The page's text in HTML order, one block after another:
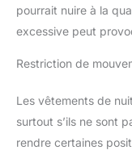
pourrait nuire à la
excessive peut
Restriction de
Les vêtements de
surtout s’ils ne sont
rendre certaines